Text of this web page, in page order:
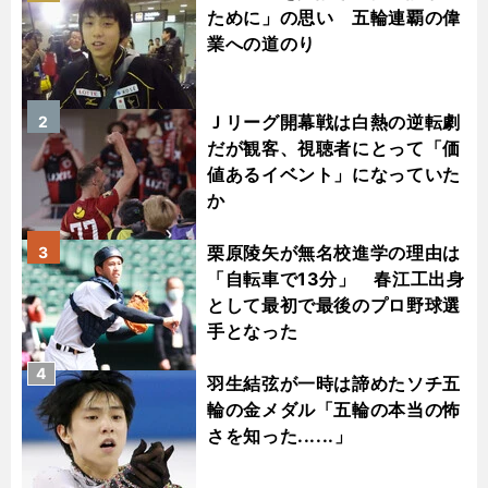
ために」の思い 五輪連覇の偉
業への道のり
Ｊリーグ開幕戦は白熱の逆転劇
だが観客、視聴者にとって「価
値あるイベント」になっていた
か
2
栗原陵矢が無名校進学の理由は
「自転車で13分」 春江工出身
として最初で最後のプロ野球選
手となった
3
羽生結弦が一時は諦めたソチ五
輪の金メダル「五輪の本当の怖
さを知った......」
4